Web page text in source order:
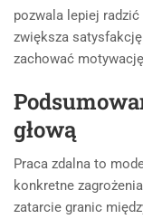
pozwala lepiej
zwiększa
zachować
głową
Praca zdalna to
konkretne
zatarcie granic